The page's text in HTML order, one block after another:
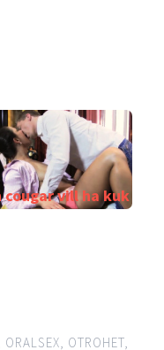
cougar vill ha kuk
ORALSEX, OTROHET,